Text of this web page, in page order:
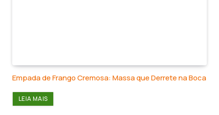
Empada de Frango Cremosa: Massa que Derrete na Boca
LEIA MAIS